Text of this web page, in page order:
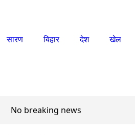
सारण बिहार देश खेल
No breaking news